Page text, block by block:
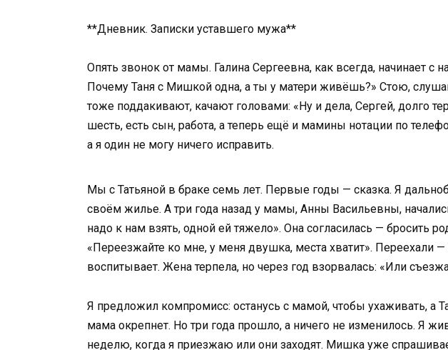
**Дневник. Записки уставшего мужа**
Опять звонок от мамы. Галина Сергеевна, как всегда, начинает с
Почему Таня с Мишкой одна, а ты у матери живёшь?» Стою,
тоже поддакивают, качают головами: «Ну и дела, Сергей, долго
шесть, есть сын, работа, а теперь ещё и мамины нотации по
а я один не могу ничего исправить.
Мы с Татьяной в браке семь лет. Первые годы — сказка. Я
своём жилье. А три года назад у мамы, Анны Васильевны,
надо к нам взять, одной ей тяжело». Она согласилась — бросить
«Переезжайте ко мне, у меня двушка, места хватит». Переехали
воспитывает. Жена терпела, но через год взорвалась: «Или
Я предложил компромисс: останусь с мамой, чтобы ухаживать,
мама окрепнет. Но три года прошло, а ничего не изменилось. Я
неделю, когда я приезжаю или они заходят. Мишка уже